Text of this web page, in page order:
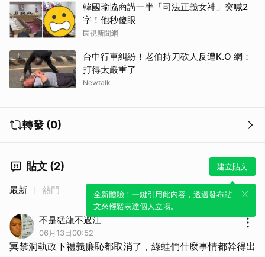
韓國瑜協商講一半「司法正義女神」突喊2
字！他秒傻眼
民視新聞網
台中行車糾紛！老伯持刀砍人反遭K.O 網：
打得太嚴重了
Newtalk
轉發 (0)
貼文 (2) 建立貼文
全新體驗！一鍵引用此內容，透過發布貼
文來輕鬆表達個人立場。
最新 熱門
不是猛龍不過江
06月13日00:52
冥禁洞執政下禮義廉恥都取消了，綠蛙們什麼事情都幹得出